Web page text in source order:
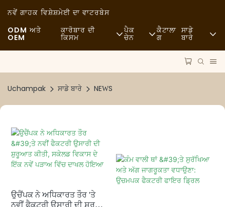
ਨਵੇਂ ਗਾਹਕ ਵਿਸ਼ੇਸ਼ਮੇਈ ਦਾ ਵਾਟਰਬੇਸ
ODM ਅਤੇ
OEM
ਕਾਰੋਬਾਰ ਦੀ
ਕਿਸਮ
ਫਾਈਨ ਡਾਇਨਿੰਗ
ਕੈਫ਼ੇ ਅਤੇ ਕਾਫੀ ਦੁਕਾਨਾਂ
ਬੁਫ਼ੇ
ਬੇਕਰੀ
ਪੈਕ
ਚੇਨ
ਪ੍ਰਕਿਰਿਆ
ਕੈਟਾਲਾ
ਗ
ਸਾਡੇ
ਬਾਰੇ
ਮਾਮਲੇ
Uchampak ਸਾਡੇ ਬਾਰੇ NEWS
ਉਚੈਂਪਕ ਨੇ ਅਧਿਕਾਰਤ ਤੌਰ 'ਤੇ